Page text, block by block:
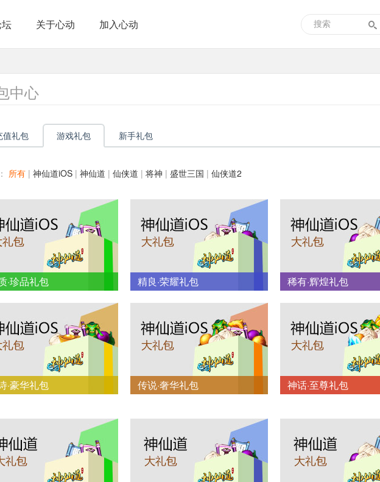
关于心动 加入心动
中心
值礼包 游戏礼包 新手礼包
所有 | 神仙道iOS | 神仙道 | 仙侠道 | 将神 | 盛世三国 | 仙侠道2
·珍品礼包 精良·荣耀礼包 稀有·辉煌礼包
·豪华礼包 传说·奢华礼包 神话·至尊礼包